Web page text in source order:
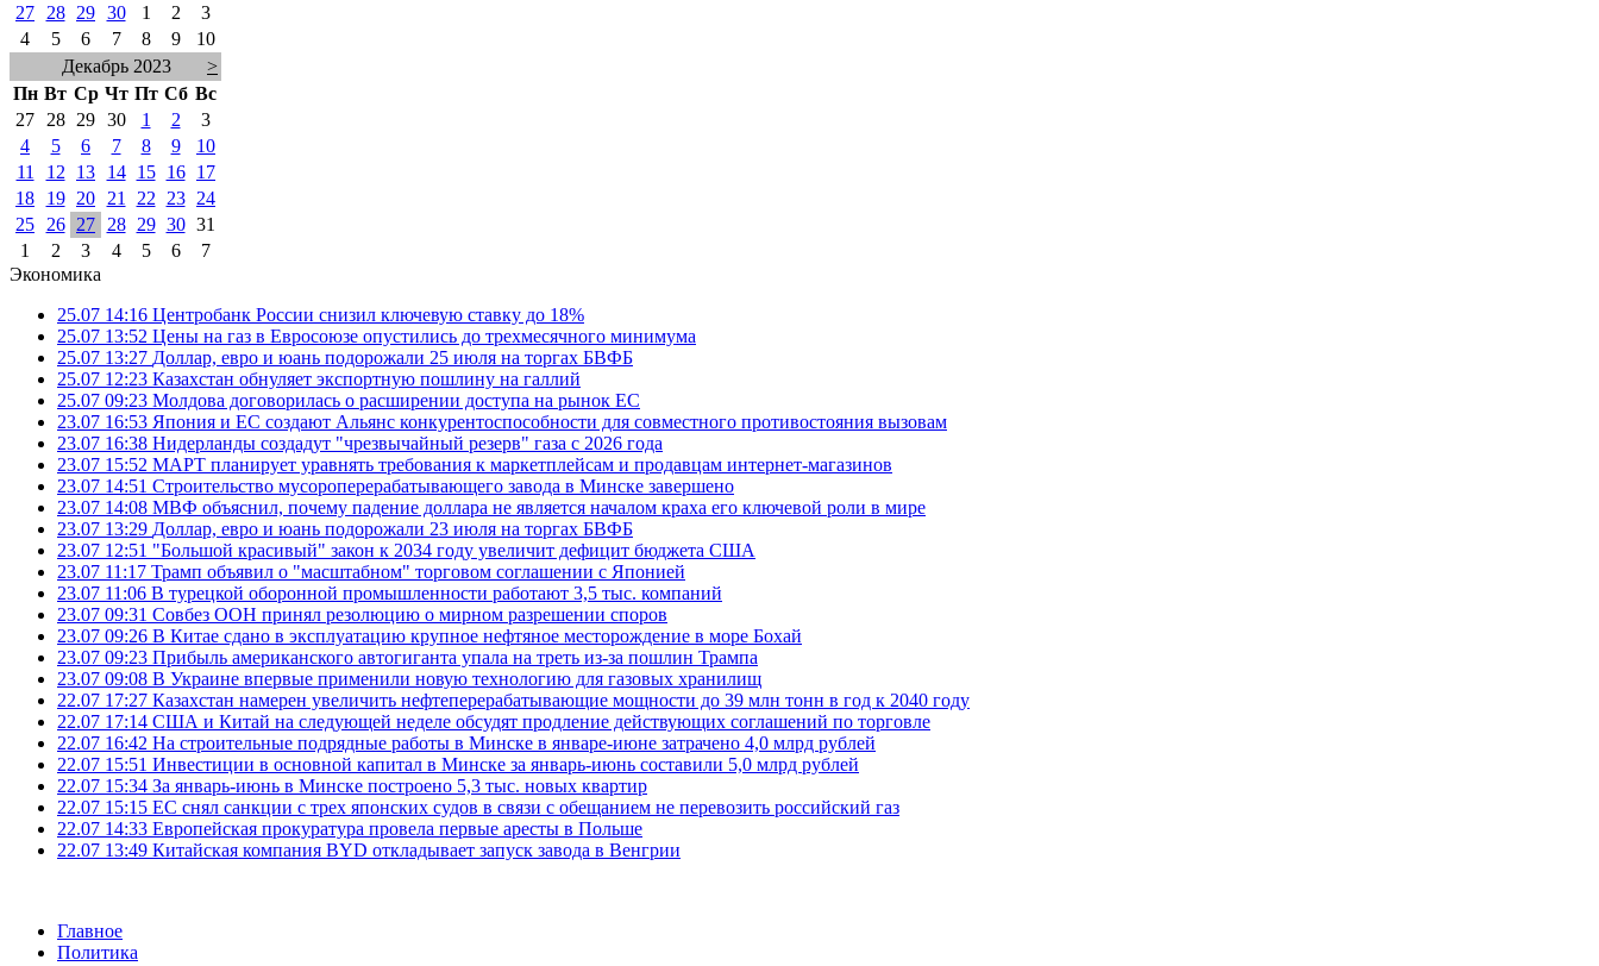
27
28 29 30 1 2
3
4
5 6 7 8 9
10
Декабрь 2023
>
Пн Вт Ср Чт Пт Сб Вс
27
28 29 30 1 2
3
4
5 6 7 8 9
10
11
12 13 14 15 16
17
18
19 20 21 22 23
24
25
26 27 28 29 30 31
1
2 3 4 5 6
7
Экономика
25.07 14:16 Центробанк России снизил ключевую ставку до 18%
25.07 13:52 Цены на газ в Евросоюзе опустились до трехмесячного минимума
25.07 13:27 Доллар, евро и юань подорожали 25 июля на торгах БВФБ
25.07 12:23 Казахстан обнуляет экспортную пошлину на галлий
25.07 09:23 Молдова договорилась о расширении доступа на рынок ЕС
23.07 16:53 Япония и ЕС создают Альянс конкурентоспособности для совместного противостояния вызовам
23.07 16:38 Нидерланды создадут "чрезвычайный резерв" газа с 2026 года
23.07 15:52 МАРТ планирует уравнять требования к маркетплейсам и продавцам интернет-магазинов
23.07 14:51 Строительство мусороперерабатывающего завода в Минске завершено
23.07 14:08 МВФ объяснил, почему падение доллара не является началом краха его ключевой роли в мире
23.07 13:29 Доллар, евро и юань подорожали 23 июля на торгах БВФБ
23.07 12:51 "Большой красивый" закон к 2034 году увеличит дефицит бюджета США
23.07 11:17 Трамп объявил о "масштабном" торговом соглашении с Японией
23.07 11:06 В турецкой оборонной промышленности работают 3,5 тыс. компаний
23.07 09:31 Совбез ООН принял резолюцию о мирном разрешении споров
23.07 09:26 В Китае сдано в эксплуатацию крупное нефтяное месторождение в море Бохай
23.07 09:23 Прибыль американского автогиганта упала на треть из-за пошлин Трампа
23.07 09:08 В Украине впервые применили новую технологию для газовых хранилищ
22.07 17:27 Казахстан намерен увеличить нефтеперерабатывающие мощности до 39 млн тонн в год к 2040 году
22.07 17:14 США и Китай на следующей неделе обсудят продление действующих соглашений по торговле
22.07 16:42 На строительные подрядные работы в Минске в январе-июне затрачено 4,0 млрд рублей
22.07 15:51 Инвестиции в основной капитал в Минске за январь-июнь составили 5,0 млрд рублей
22.07 15:34 За январь-июнь в Минске построено 5,3 тыс. новых квартир
22.07 15:15 ЕС снял санкции с трех японских судов в связи с обещанием не перевозить российский газ
22.07 14:33 Европейская прокуратура провела первые аресты в Польше
22.07 13:49 Китайская компания BYD откладывает запуск завода в Венгрии
Главное
Политика